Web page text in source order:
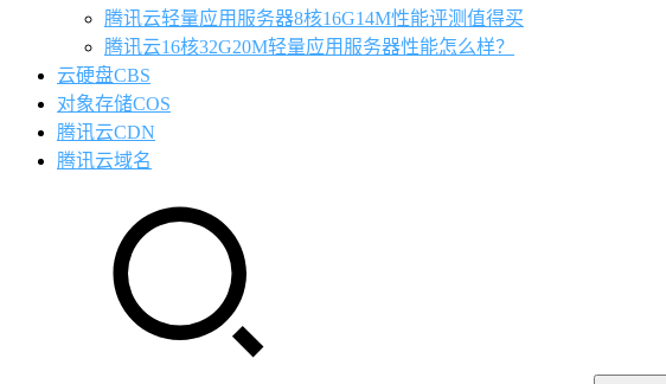
腾讯云轻量应用服务器8核16G14M性能评测值得买
腾讯云16核32G20M轻量应用服务器性能怎么样？
云硬盘CBS
对象存储COS
腾讯云CDN
腾讯云域名